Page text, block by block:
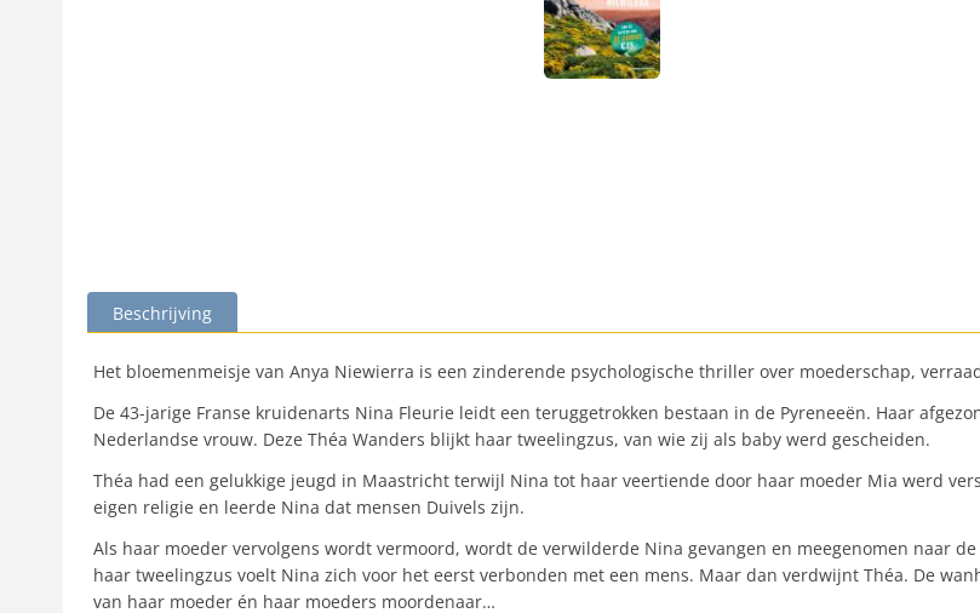
Beschrijving
Het bloemenmeisje van Anya Niewierra is een zinderende psychologische thriller over moederschap,
De 43-jarige Franse kruidenarts Nina Fleurie leidt een teruggetrokken bestaan in de Pyreneeën. Haar
Nederlandse vrouw. Deze Théa Wanders blijkt haar tweelingzus, van wie zij als baby werd gescheiden.
Théa had een gelukkige jeugd in Maastricht terwijl Nina tot haar veertiende door haar moeder Mia werd
eigen religie en leerde Nina dat mensen Duivels zijn.
Als haar moeder vervolgens wordt vermoord, wordt de verwilderde Nina gevangen en meegenomen naar
haar tweelingzus voelt Nina zich voor het eerst verbonden met een mens. Maar dan verdwijnt Théa. De
van haar moeder én haar moeders moordenaar…